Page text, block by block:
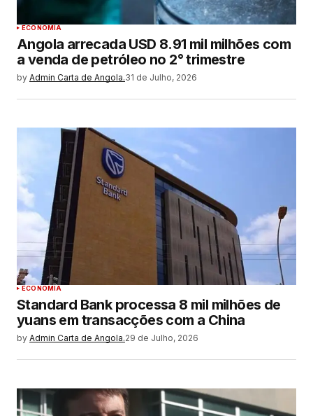
ECONOMIA
Angola arrecada USD 8.91 mil milhões com
a venda de petróleo no 2° trimestre
by Admin Carta de Angola.31 de Julho, 2026
ECONOMIA
Standard Bank processa 8 mil milhões de
yuans em transacções com a China
by Admin Carta de Angola.29 de Julho, 2026